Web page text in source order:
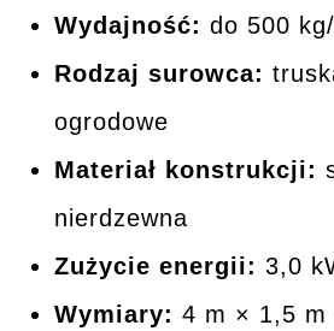
Wydajność: do 500
Rodzaj surowca:
ogrodowe
Materiał konstrukcji:
nierdzewna
Zużycie energii: 3,0
Wymiary: 4 m × 1,5 m